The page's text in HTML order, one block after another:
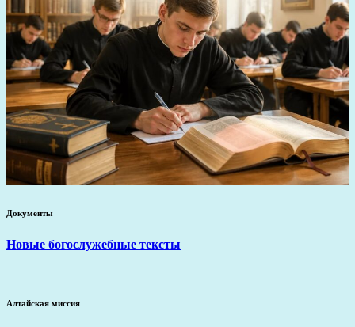
Документы
Новые богослужебные тексты
Алтайская миссия